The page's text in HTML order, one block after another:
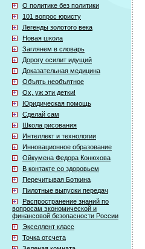
О политике без политики
101 вопрос юристу
Легенды золотого века
Новая школа
Заглянем в словарь
Дорогу осилит идущий
Доказательная медицина
Объять необъятное
Ох, уж эти детки!
Юридическая помощь
Сделай сам
Школа рисования
Интеллект и технологии
Инновационное образование
Ойкумена Федора Конюхова
В контакте со здоровьем
Перечитывая Боткина
Пилотные выпуски передач
Распространение знаний по
вопросам экономической и
финансовой безопасности России
Экселлент класс
Точка отсчета